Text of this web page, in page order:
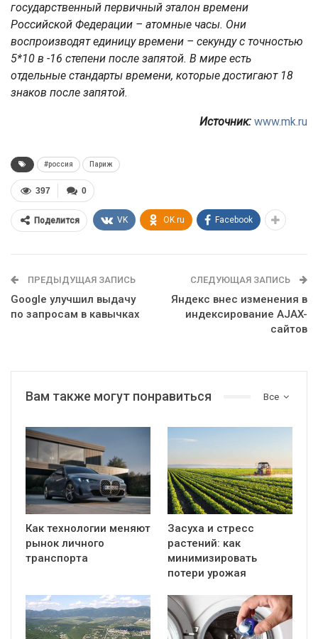
государственный первичный эталон времени
Российской Федерации – атомные часы. Они
воспроизводят единицу времени – секунду с точностью
5*10 в -16 степени после запятой. В мире есть
отдельные стандарты времени, которые достигают 18
знаков после запятой.
Источник: www.mk.ru
#россия Париж
0
397
Поделится VK OK.ru Facebook
ПРЕДЫДУЩАЯ ЗАПИСЬ
Google улучшил выдачу
по запросам в кавычках
СЛЕДУЮЩАЯ ЗАПИСЬ
Яндекс внес изменения в
индексирование AJAX-
сайтов
Все
Вам также могут понравиться
Как технологии меняют
рынок личного
транспорта
Засуха и стресс
растений: как
минимизировать
потери урожая